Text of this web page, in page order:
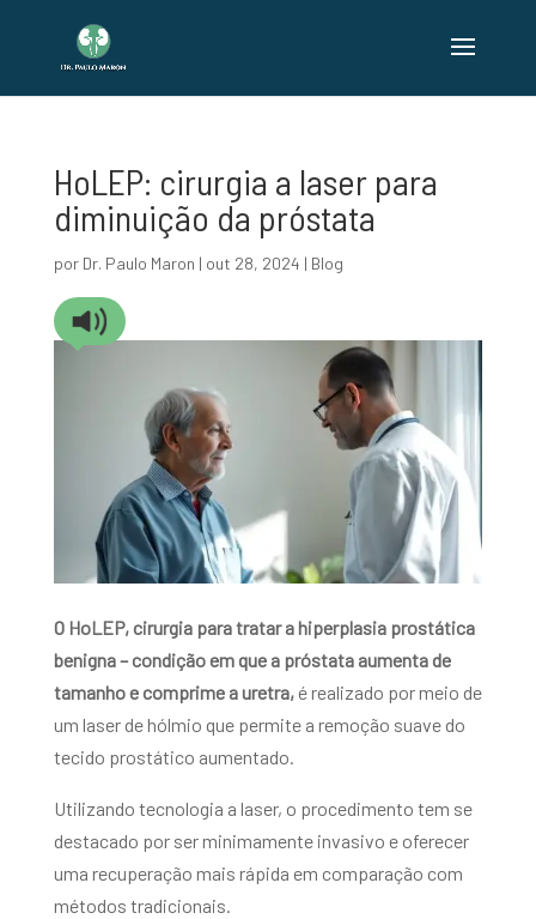
HoLEP: cirurgia a laser para
diminuição da próstata
por Dr. Paulo Maron | out 28, 2024 | Blog
O HoLEP, cirurgia para tratar a hiperplasia prostática
benigna – condição em que a próstata aumenta de
tamanho e comprime a uretra,é realizado por meio de
um laser de hólmio que permite a remoção suave do
tecido prostático aumentado.
Utilizando tecnologia a laser, o procedimento tem se
destacado por ser minimamente invasivo e oferecer
uma recuperação mais rápida em comparação com
métodos tradicionais.